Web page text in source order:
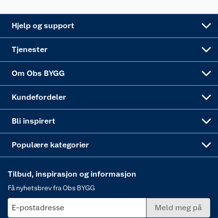
Hjelp og support
Tjenester
Om Obs BYGG
Kundefordeler
Bli inspirert
Populære kategorier
Tilbud, inspirasjon og informasjon
Få nyhetsbrev fra Obs BYGG
E-postadresse Meld meg på